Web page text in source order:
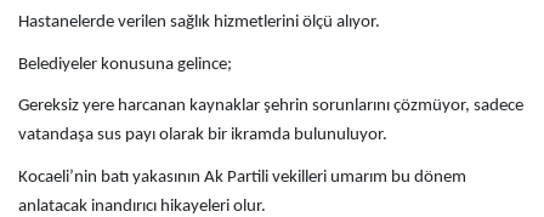
Hastanelerde verilen sağlık hizmetlerini ölçü alıyor.
Belediyeler konusuna gelince;
Gereksiz yere harcanan kaynaklar şehrin sorunlarını çözmüyor, sadece
vatandaşa sus payı olarak bir ikramda bulunuluyor.
Kocaeli’nin batı yakasının Ak Partili vekilleri umarım bu dönem
anlatacak inandırıcı hikayeleri olur.